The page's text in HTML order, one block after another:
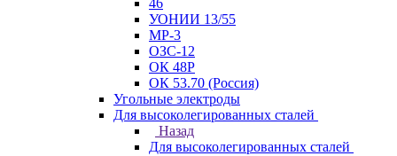
46
УОНИИ 13/55
МР-3
ОЗС-12
ОК 48Р
ОК 53.70 (Россия)
Угольные электроды
Для высоколегированных сталей
Назад
Для высоколегированных сталей